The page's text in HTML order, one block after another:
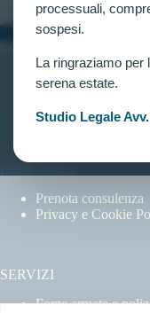
processuali,
sospesi.
La ringraziamo per
serena estate.
Studio Legale
Home
Contatti
Prenota consulenza
Privacy e Cookie
SERVIZI
Forze armate e